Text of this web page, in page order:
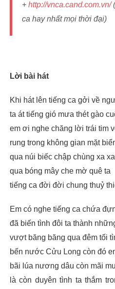
+ http://vnca.cand.com.vn/
ca hay nhất mọi thời đại)
Lời bài hát
Khi hát lên tiếng ca gởi về
ta át tiếng gió mưa thét gào
em ơi nghe chăng lời trái tim
rung trong không gian mặt
qua núi biếc chập chùng xa xa
qua bóng mây che mờ quê ta
tiếng ca đời đời chung thuỷ
Em có nghe tiếng ca chứa
đã biến tình đôi ta thành
vượt băng băng qua đêm tối
bến nước Cửu Long còn đó
bãi lúa nương dâu còn mãi
là còn duyên tình ta thắm